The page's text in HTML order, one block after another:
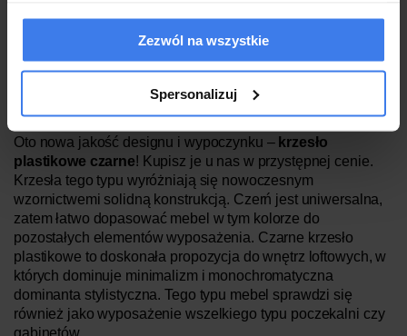
Zezwól na wszystkie
Spersonalizuj
większe pomieszczenie? Proponujemy zakup dwóch
Krzesło plastikowe czarne – u nas znajdziesz najlepsze!
Oto nowa jakość designu i wypoczynku – krzesło
plastikowe czarne! Kupisz je u nas w przystępnej cenie.
Krzesła tego typu wyróżniają się nowoczesnym
wzornictwemi solidną konstrukcją. Czerń jest uniwersalna,
zatem łatwo dopasować mebel w tym kolorze do
pozostałych elementów wyposażenia. Czarne krzesło
plastikowe to doskonała propozycja do wnętrz loftowych, w
których dominuje minimalizm i monochromatyczna
dominanta stylistyczna. Tego typu mebel sprawdzi się
również jako wyposażenie wszelkiego typu poczekalni czy
gabinetów.